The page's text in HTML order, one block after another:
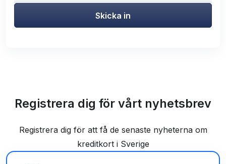
Skicka in
Registrera dig för vårt nyhetsbrev
Registrera dig för att få de senaste nyheterna om
kreditkort i Sverige